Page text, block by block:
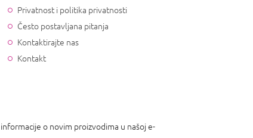
Privatnost i politika privatnosti
Često postavljana pitanja
Kontaktirajte nas
Kontakt
o novim proizvodima u našoj e-